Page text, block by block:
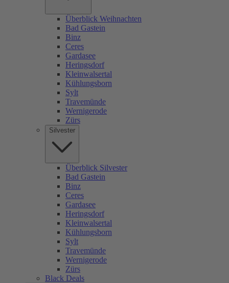
Überblick Weihnachten
Bad Gastein
Binz
Ceres
Gardasee
Heringsdorf
Kleinwalsertal
Kühlungsborn
Sylt
Travemünde
Wernigerode
Zürs
Silvester
Überblick Silvester
Bad Gastein
Binz
Ceres
Gardasee
Heringsdorf
Kleinwalsertal
Kühlungsborn
Sylt
Travemünde
Wernigerode
Zürs
Black Deals